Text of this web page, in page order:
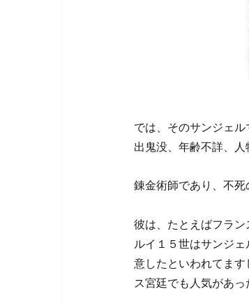
では、そのサンジェ
出鬼没、年齢不詳、人
錬金術師であり、不死
彼は、たとえばフラン
ルイ１５世はサンジ
意したといわれてま
ス宮廷でも人気があっ